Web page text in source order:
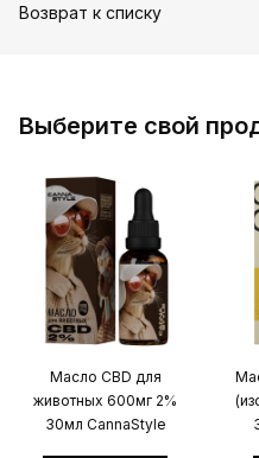
Возврат к списку
Выберите свой
Масло CBD для
животных 600мг 2%
30мл CannaStyle